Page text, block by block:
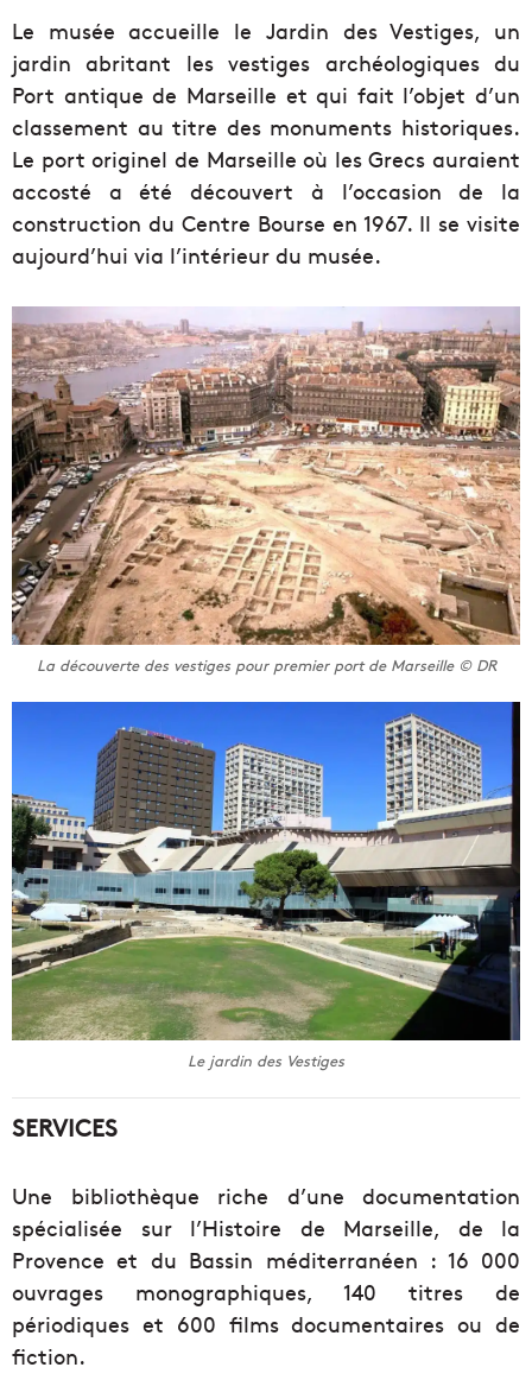
Le musée accueille le Jardin des Vestiges, un
jardin abritant les vestiges archéologiques du
Port antique de Marseille et qui fait l’objet d’un
classement au titre des monuments historiques.
Le port originel de Marseille où les Grecs auraient
accosté a été découvert à l’occasion de la
construction du Centre Bourse en 1967. Il se visite
aujourd’hui via l’intérieur du musée.
La découverte des vestiges pour premier port de Marseille © DR
Le jardin des Vestiges
SERVICES
Une bibliothèque riche d’une documentation
spécialisée sur l’Histoire de Marseille, de la
Provence et du Bassin méditerranéen : 16 000
ouvrages monographiques, 140 titres de
périodiques et 600 films documentaires ou de
fiction.